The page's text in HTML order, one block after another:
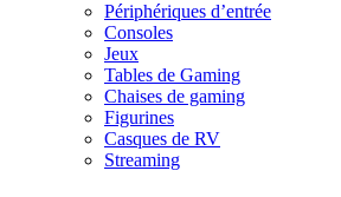
Périphériques d’entrée
Consoles
Jeux
Tables de Gaming
Chaises de gaming
Figurines
Casques de RV
Streaming